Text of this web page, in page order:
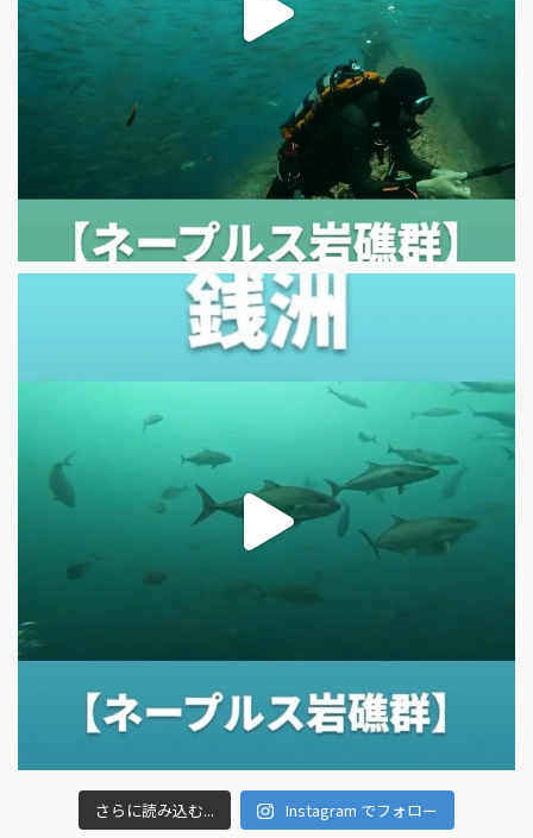
さらに読み込む... Instagram でフォロー